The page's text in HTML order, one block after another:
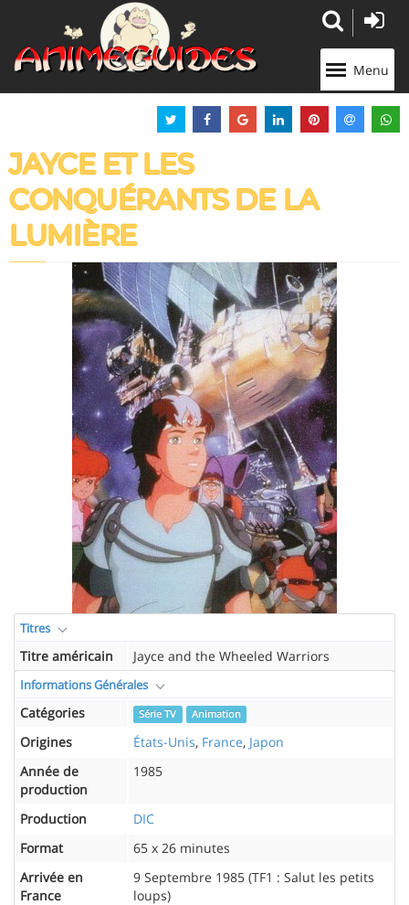
Menu
JAYCE ET LES
CONQUÉRANTS DE LA
LUMIÈRE
Titres
Titre américain Jayce and the Wheeled Warriors
Informations Générales
Catégories Série TV Animation
Origines États-Unis, France, Japon
Année de
production
1985
Production
DIC
Format
65 x 26 minutes
Arrivée en
France
9 Septembre 1985 (TF1 : Salut les petits
loups)
Panneau de gestion des cookies